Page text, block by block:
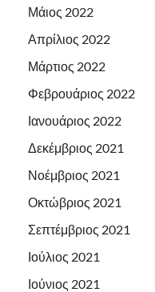
Μάιος 2022
Απρίλιος 2022
Μάρτιος 2022
Φεβρουάριος 2022
Ιανουάριος 2022
Δεκέμβριος 2021
Νοέμβριος 2021
Οκτώβριος 2021
Σεπτέμβριος 2021
Ιούλιος 2021
Ιούνιος 2021